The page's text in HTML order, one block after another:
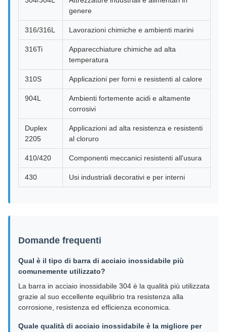
genere
316/316L Lavorazioni chimiche e ambienti marini
316Ti
Apparecchiature chimiche ad alta
temperatura
310S Applicazioni per forni e resistenti al calore
904L
Ambienti fortemente acidi e altamente
corrosivi
Duplex
2205
Applicazioni ad alta resistenza e resistenti
al cloruro
410/420 Componenti meccanici resistenti all'usura
430 Usi industriali decorativi e per interni
Domande frequenti
Qual è il tipo di barra di acciaio inossidabile più
comunemente utilizzato?
La barra in acciaio inossidabile 304 è la qualità più utilizzata
grazie al suo eccellente equilibrio tra resistenza alla
corrosione, resistenza ed efficienza economica.
Quale qualità di acciaio inossidabile è la migliore per